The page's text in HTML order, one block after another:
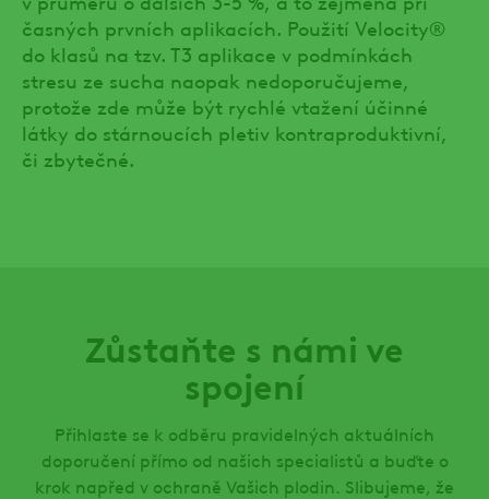
časných prvních aplikacích. Použití Velocity®
do klasů na tzv. T3 aplikace v podmínkách
stresu ze sucha naopak nedoporučujeme,
protože zde může být rychlé vtažení účinné
látky do stárnoucích pletiv kontraproduktivní,
či zbytečné.
Zůstaňte s námi ve
spojení
Přihlaste se k odběru pravidelných aktuálních
doporučení přímo od našich specialistů a buďte o
krok napřed v ochraně Vašich plodin. Slibujeme, že